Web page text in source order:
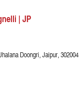
| JP
Doongri, Jaipur, 302004